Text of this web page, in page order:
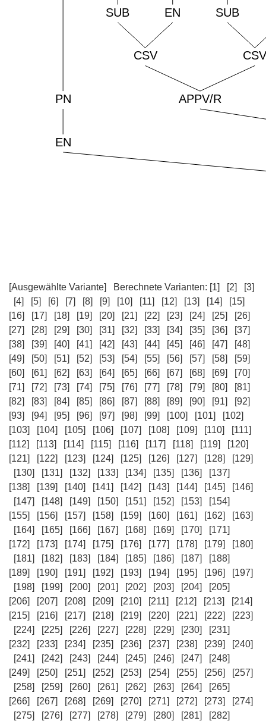
[Ausgewählte Variante] Berechnete Varianten: [1] [2]
[3]
[4]
[5] [6] [7] [8] [9] [10] [11] [12] [13] [14]
[15]
[16]
[17] [18] [19] [20] [21] [22] [23] [24] [25]
[26]
[27]
[28] [29] [30] [31] [32] [33] [34] [35] [36]
[37]
[38]
[39] [40] [41] [42] [43] [44] [45] [46] [47]
[48]
[49]
[50] [51] [52] [53] [54] [55] [56] [57] [58]
[59]
[60]
[61] [62] [63] [64] [65] [66] [67] [68] [69]
[70]
[71]
[72] [73] [74] [75] [76] [77] [78] [79] [80]
[81]
[82]
[83] [84] [85] [86] [87] [88] [89] [90] [91]
[92]
[93]
[94] [95] [96] [97] [98] [99] [100] [101]
[102]
[103]
[104] [105] [106] [107] [108] [109] [110]
[111]
[112]
[113] [114] [115] [116] [117] [118] [119]
[120]
[121]
[122] [123] [124] [125] [126] [127] [128]
[129]
[130]
[131] [132] [133] [134] [135] [136]
[137]
[138]
[139] [140] [141] [142] [143] [144] [145]
[146]
[147]
[148] [149] [150] [151] [152] [153]
[154]
[155]
[156] [157] [158] [159] [160] [161] [162]
[163]
[164]
[165] [166] [167] [168] [169] [170]
[171]
[172]
[173] [174] [175] [176] [177] [178] [179]
[180]
[181]
[182] [183] [184] [185] [186] [187]
[188]
[189]
[190] [191] [192] [193] [194] [195] [196]
[197]
[198]
[199] [200] [201] [202] [203] [204]
[205]
[206]
[207] [208] [209] [210] [211] [212] [213]
[214]
[215]
[216] [217] [218] [219] [220] [221] [222]
[223]
[224]
[225] [226] [227] [228] [229] [230]
[231]
[232]
[233] [234] [235] [236] [237] [238] [239]
[240]
[241]
[242] [243] [244] [245] [246] [247]
[248]
[249]
[250] [251] [252] [253] [254] [255] [256]
[257]
[258]
[259] [260] [261] [262] [263] [264]
[265]
[266]
[267] [268] [269] [270] [271] [272] [273]
[274]
[275]
[276] [277] [278] [279] [280] [281]
[282]